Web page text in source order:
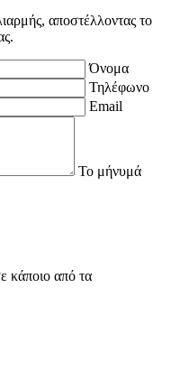
αποστέλλοντας το
Όνομα
Τηλέφωνο
Email
Το μήνυμά
κάποιο από τα